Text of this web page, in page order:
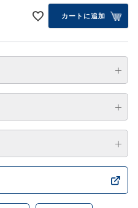
カートに追加